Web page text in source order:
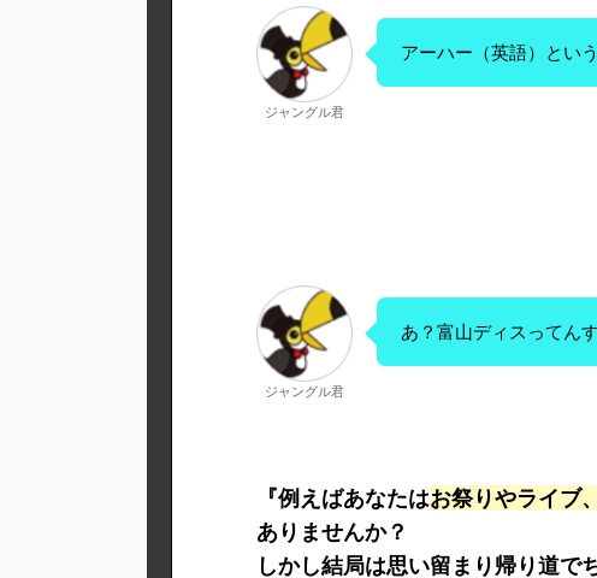
ジャングル君
アーハー（英語）とい
ジャングル君
あ？富山ディスってん
『例えばあなたはお祭りやライブ
ありませんか？
しかし結局は思い留まり帰り道で